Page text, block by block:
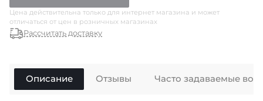
Цена действительна только для интернет магазина и может
отличаться от цен в розничных магазинах
Рассчитать доставку
Описание Отзывы Часто задаваемые